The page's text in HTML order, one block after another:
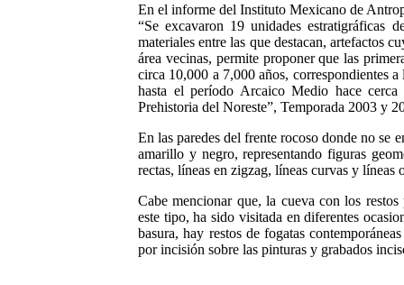
En el informe del Instituto Mexicano de
“Se excavaron 19 unidades
materiales entre las que destacan, artefactos
área vecinas, permite proponer que las
circa 10,000 a 7,000 años, correspondientes
hasta el período Arcaico Medio hace
Prehistoria del Noreste”, Temporada 2003 y
En las paredes del frente rocoso donde no se
amarillo y negro, representando figuras
rectas, líneas en zigzag, líneas curvas y líneas
Cabe mencionar que, la cueva con los
este tipo, ha sido visitada en diferentes
basura, hay restos de fogatas
por incisión sobre las pinturas y grabados